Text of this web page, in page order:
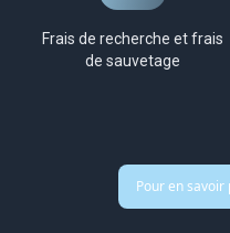
Frais de recherche et frais
de sauvetage
Pour en